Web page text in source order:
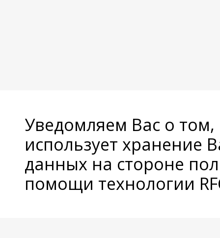
Уведомляем Вас о
использует хранение
данных на стороне
помощи технологии